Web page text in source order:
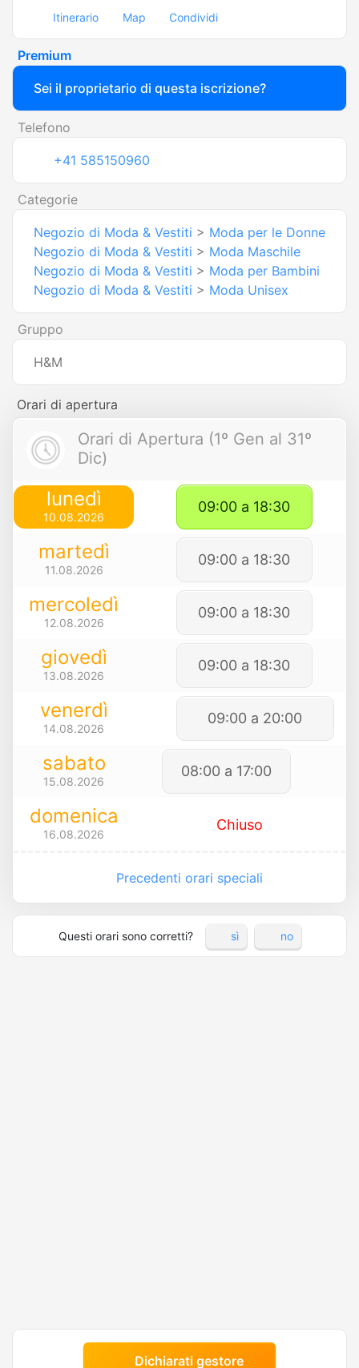
Itinerario Map Condividi
Premium
Sei il proprietario di questa iscrizione?
Telefono
+41 585150960
Categorie
Negozio di Moda & Vestiti > Moda per le Donne
Negozio di Moda & Vestiti > Moda Maschile
Negozio di Moda & Vestiti > Moda per Bambini
Negozio di Moda & Vestiti > Moda Unisex
Gruppo
H&M
Orari di apertura
Orari di Apertura (1º Gen al 31º
Dic)
lunedì
10.08.2026
09:00 a 18:30
martedì
11.08.2026
09:00 a 18:30
mercoledì
12.08.2026
09:00 a 18:30
giovedì
13.08.2026
09:00 a 18:30
venerdì
14.08.2026
09:00 a 20:00
sabato
15.08.2026
08:00 a 17:00
domenica
16.08.2026
Chiuso
Precedenti orari speciali
Questi orari sono corretti? sì no
Dichiarati gestore